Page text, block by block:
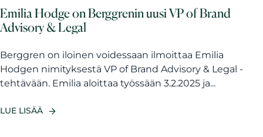
Emilia Hodge on Berggrenin uusi VP of Brand
Advisory & Legal
Berggren on iloinen voidessaan ilmoittaa Emilia
Hodgen nimityksestä VP of Brand Advisory & Legal -
tehtävään. Emilia aloittaa työssään 3.2.2025 ja...
LUE LISÄÄ